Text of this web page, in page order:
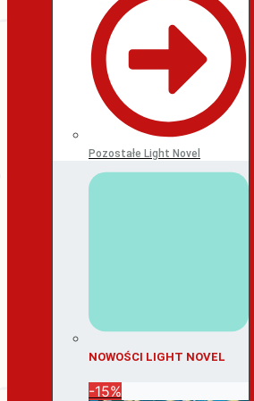
Pozostałe Light Novel
NOWOŚCI LIGHT NOVEL
-15%